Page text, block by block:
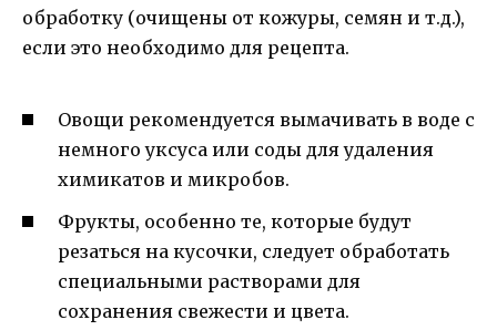
обработку (очищены от кожуры, семян и т.д.),
если это необходимо для рецепта.
Овощи рекомендуется вымачивать в воде с
немного уксуса или соды для удаления
химикатов и микробов.
Фрукты, особенно те, которые будут
резаться на кусочки, следует обработать
специальными растворами для
сохранения свежести и цвета.